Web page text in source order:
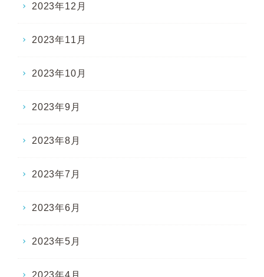
2023年12月
2023年11月
2023年10月
2023年9月
2023年8月
2023年7月
2023年6月
2023年5月
2023年4月